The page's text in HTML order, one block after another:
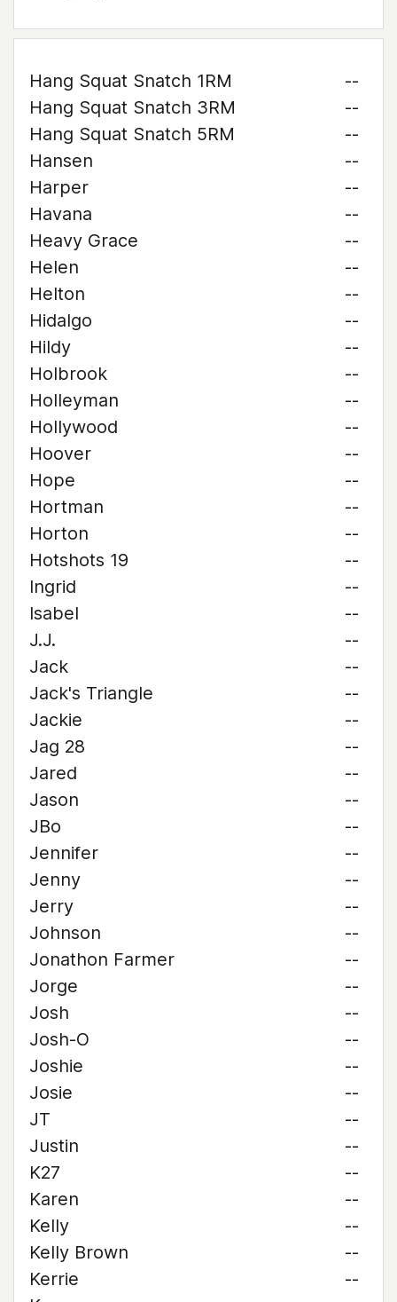
Hang Squat Snatch 1RM
--
Hang Squat Snatch 3RM
--
Hang Squat Snatch 5RM
--
Hansen
--
Harper
--
Havana
--
Heavy Grace
--
Helen
--
Helton
--
Hidalgo
--
Hildy
--
Holbrook
--
Holleyman
--
Hollywood
--
Hoover
--
Hope
--
Hortman
--
Horton
--
Hotshots 19
--
Ingrid
--
Isabel
--
J.J.
--
Jack
--
Jack's Triangle
--
Jackie
--
Jag 28
--
Jared
--
Jason
--
JBo
--
Jennifer
--
Jenny
--
Jerry
--
Johnson
--
Jonathon Farmer
--
Jorge
--
Josh
--
Josh-O
--
Joshie
--
Josie
--
JT
--
Justin
--
K27
--
Karen
--
Kelly
--
Kelly Brown
--
Kerrie
--